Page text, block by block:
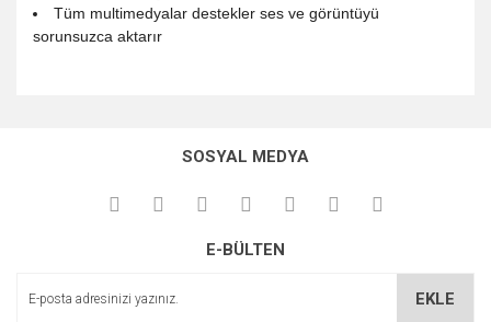
Tüm multimedyalar destekler ses ve görüntüyü
sorunsuzca aktarır
kullanarak tarafımıza iletebilirsiniz.
Görüş ve önerileriniz için teşekkür ederiz.
Ürün açıklamasında eksik bilgiler bulunuyor.
SOSYAL MEDYA
E-BÜLTEN
EKLE